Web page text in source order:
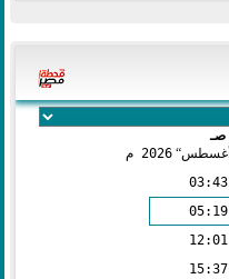
أغسطس 2026 م
03:43
05:19
12:01
15:37